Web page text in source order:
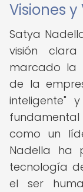
Visiones y
Satya
visión
marcado la
de la
inteligente"
como un
Nadella ha
tecnología
el ser